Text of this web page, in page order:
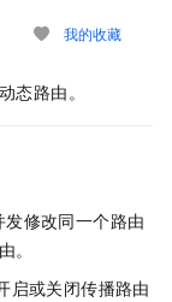
我的收藏
态路由。
修改同一个路由
。
启或关闭传播路由